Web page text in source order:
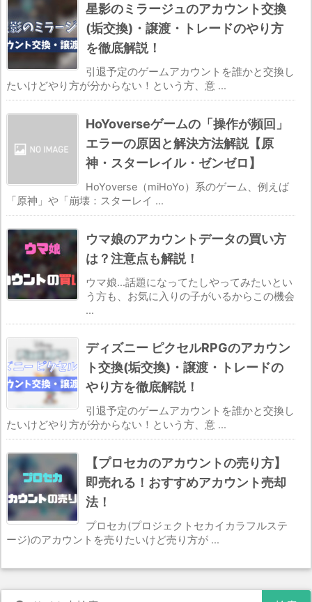
星影のミラージュのアカウント交換
(垢交換)・譲渡・トレードのやり方
を徹底解説！
引退予定のゲームアカウントを誰かと交換し
たいけどやり方が分からない！という方、意 ...
HoYoverseゲームの「操作が頻回」
エラーの原因と解決方法解説【原
神・スターレイル・ゼンゼロ】
HoYoverse（miHoYo）系のゲーム、例えば
「原神」や「崩壊：スターレイ ...
ウマ娘のアカウントデータの買い方
は？注意点も解説！
ウマ娘…話題になってたしやってみたいとい
う方も、お気に入りの子がいるからこの機会
...
ディズニー ピクセルRPGのアカウン
ト交換(垢交換)・譲渡・トレードの
やり方を徹底解説！
引退予定のゲームアカウントを誰かと交換し
たいけどやり方が分からない！という方、意 ...
【プロセカのアカウントの売り方】
即売れる！おすすめアカウント売却
法！
プロセカ(プロジェクトセカイカラフルステ
ージ)のアカウントを売りたいけど売り方が ...